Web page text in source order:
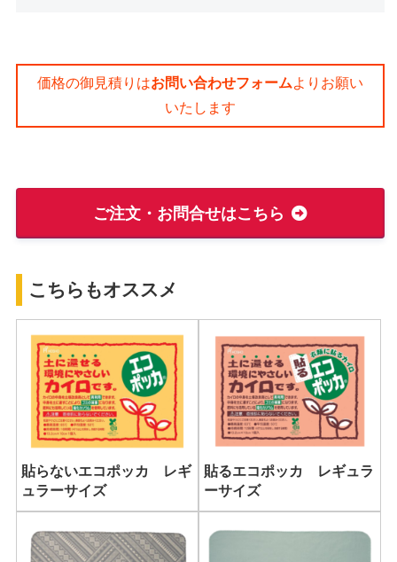
価格の御見積りはお問い合わせフォームよりお願い
いたします
ご注文・お問合せはこちら
こちらもオススメ
貼らないエコポッカ レギ
ュラーサイズ
貼るエコポッカ レギュラ
ーサイズ